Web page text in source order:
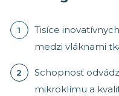
Tisíce
medzi vláknami
Schopnosť
mikroklímu a